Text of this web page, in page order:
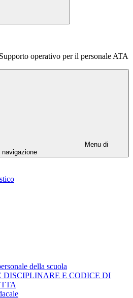
operativo per il personale ATA
Menu di
navigazione
della scuola
DISCIPLINARE E CODICE DI